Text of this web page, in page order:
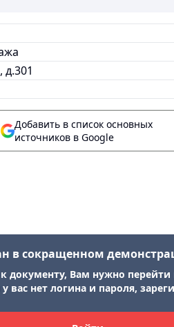
д.301
Добавить в список основных
источников в Google
в сокращенном
документу, Вам нужно
вас нет логина и пароля,